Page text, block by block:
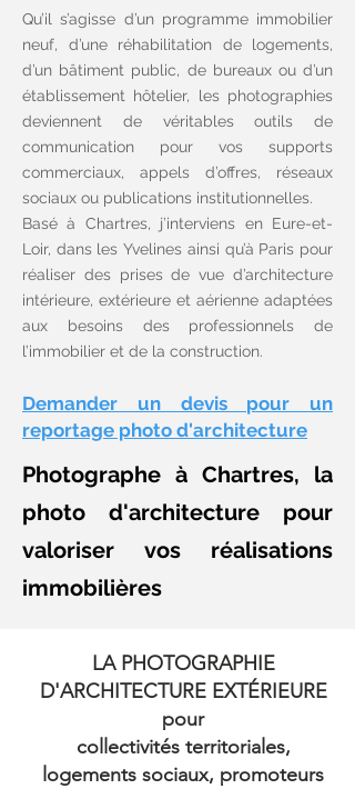
Qu’il s’agisse d’un programme immobilier
neuf, d’une réhabilitation de logements,
d’un bâtiment public, de bureaux ou d’un
établissement hôtelier, les photographies
deviennent de véritables outils de
communication pour vos supports
commerciaux, appels d’offres, réseaux
sociaux ou publications institutionnelles.
Basé à Chartres, j’interviens en Eure-et-
Loir, dans les Yvelines ainsi qu’à Paris pour
réaliser des prises de vue d’architecture
intérieure, extérieure et aérienne adaptées
aux besoins des professionnels de
l’immobilier et de la construction.
Demander un devis pour un
reportage photo d'architecture
Photographe à Chartres, la
photo d'architecture pour
valoriser vos réalisations
immobilières
LA PHOTOGRAPHIE
D'ARCHITECTURE EXTÉRIEURE
pour
collectivités territoriales,
logements sociaux, promoteurs